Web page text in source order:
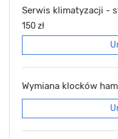
Serwis klimatyzacji -
150 zł
Wymiana klocków